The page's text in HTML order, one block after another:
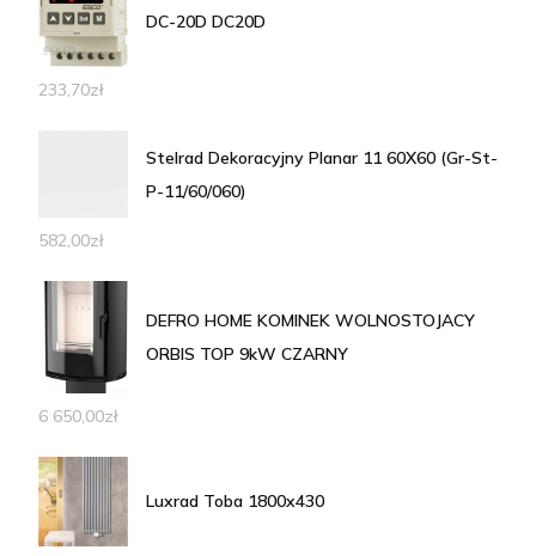
DC-20D DC20D
233,70zł
Stelrad Dekoracyjny Planar 11 60X60 (Gr-St-
P-11/60/060)
582,00zł
DEFRO HOME KOMINEK WOLNOSTOJACY
ORBIS TOP 9kW CZARNY
6 650,00zł
Luxrad Toba 1800x430